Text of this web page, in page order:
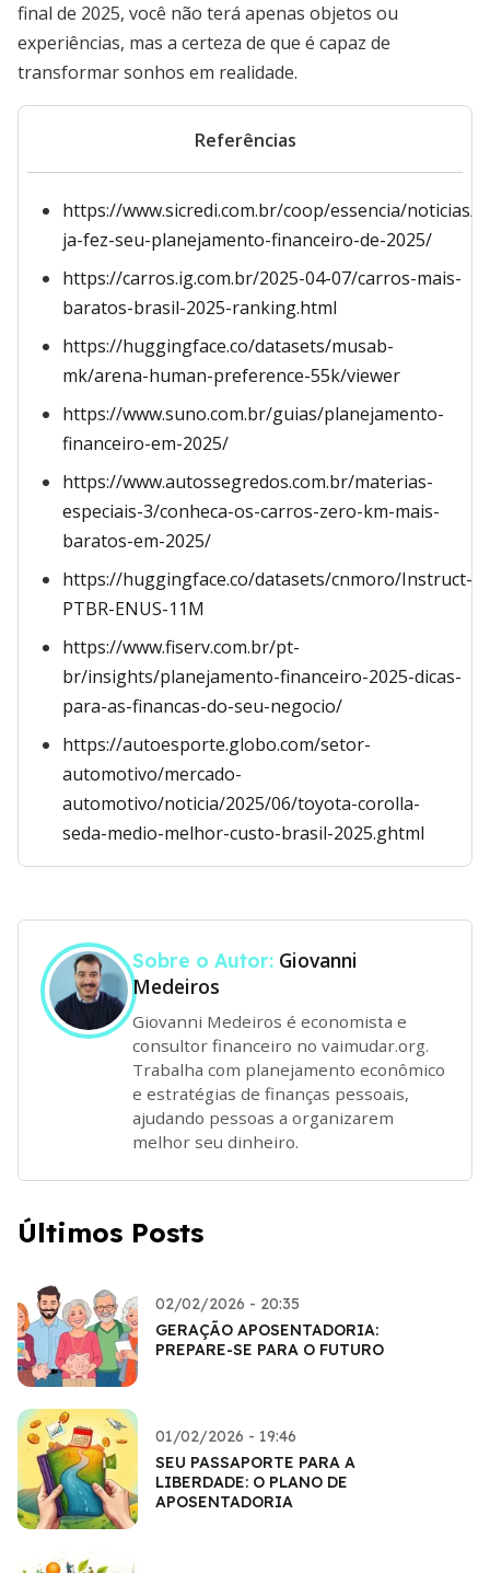
final de 2025, você não terá apenas objetos ou
experiências, mas a certeza de que é capaz de
transformar sonhos em realidade.
Referências
https://www.sicredi.com.br/coop/essencia/noticias/
ja-fez-seu-planejamento-financeiro-de-2025/
https://carros.ig.com.br/2025-04-07/carros-mais-
baratos-brasil-2025-ranking.html
https://huggingface.co/datasets/musab-
mk/arena-human-preference-55k/viewer
https://www.suno.com.br/guias/planejamento-
financeiro-em-2025/
https://www.autossegredos.com.br/materias-
especiais-3/conheca-os-carros-zero-km-mais-
baratos-em-2025/
https://huggingface.co/datasets/cnmoro/Instruct-
PTBR-ENUS-11M
https://www.fiserv.com.br/pt-
br/insights/planejamento-financeiro-2025-dicas-
para-as-financas-do-seu-negocio/
https://autoesporte.globo.com/setor-
automotivo/mercado-
automotivo/noticia/2025/06/toyota-corolla-
seda-medio-melhor-custo-brasil-2025.ghtml
Sobre o Autor: Giovanni
Medeiros
Giovanni Medeiros é economista e
consultor financeiro no vaimudar.org.
Trabalha com planejamento econômico
e estratégias de finanças pessoais,
ajudando pessoas a organizarem
melhor seu dinheiro.
Últimos Posts
02/02/2026 - 20:35
GERAÇÃO APOSENTADORIA:
PREPARE-SE PARA O FUTURO
01/02/2026 - 19:46
SEU PASSAPORTE PARA A
LIBERDADE: O PLANO DE
APOSENTADORIA